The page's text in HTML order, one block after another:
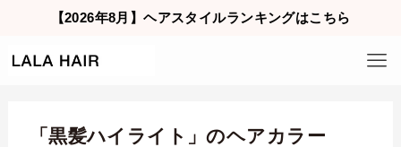
【2026年8月】ヘアスタイルランキングはこちら
「黒髪ハイライト」のヘアカラー